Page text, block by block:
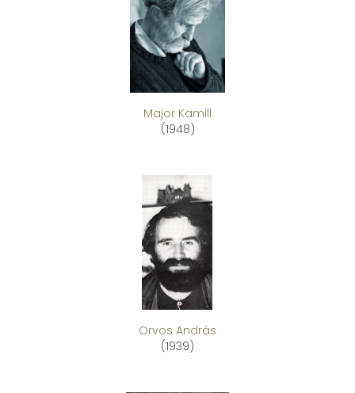
Major Kamill
(1948)
Orvos András
(1939)